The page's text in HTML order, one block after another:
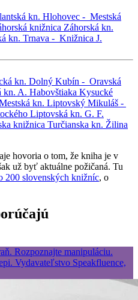
kn. Hlohovec - Mestská
knižnica Záhorská kn.
kn. Trnava - Knižnica J.
kn. Dolný Kubín - Oravská
kn. A. Habovštiaka Kysucké
kn. Liptovský Mikuláš -
Liptovská kn. G. F.
knižnica Turčianska kn. Žilina
hovoria o tom, že kniha je v
už byť aktuálne požičaná. Tu
200 slovenských knižníc, o